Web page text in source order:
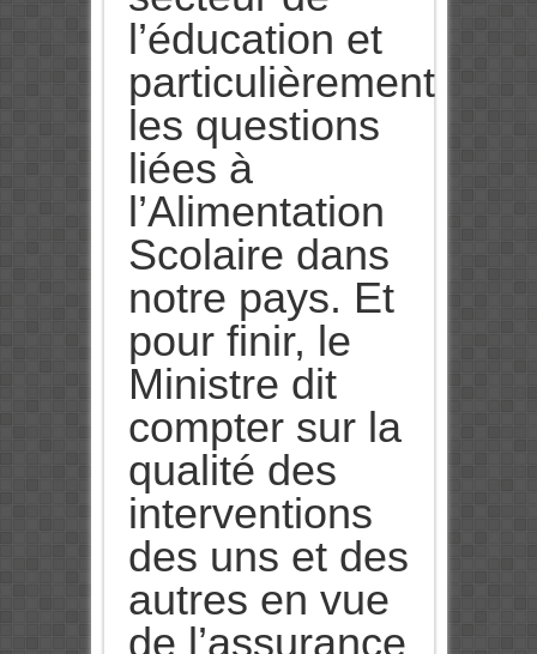
l’éducation et
particulièrement
les questions
liées à
l’Alimentation
Scolaire dans
notre pays. Et
pour finir, le
Ministre dit
compter sur la
qualité des
interventions
des uns et des
autres en vue
de l’assurance